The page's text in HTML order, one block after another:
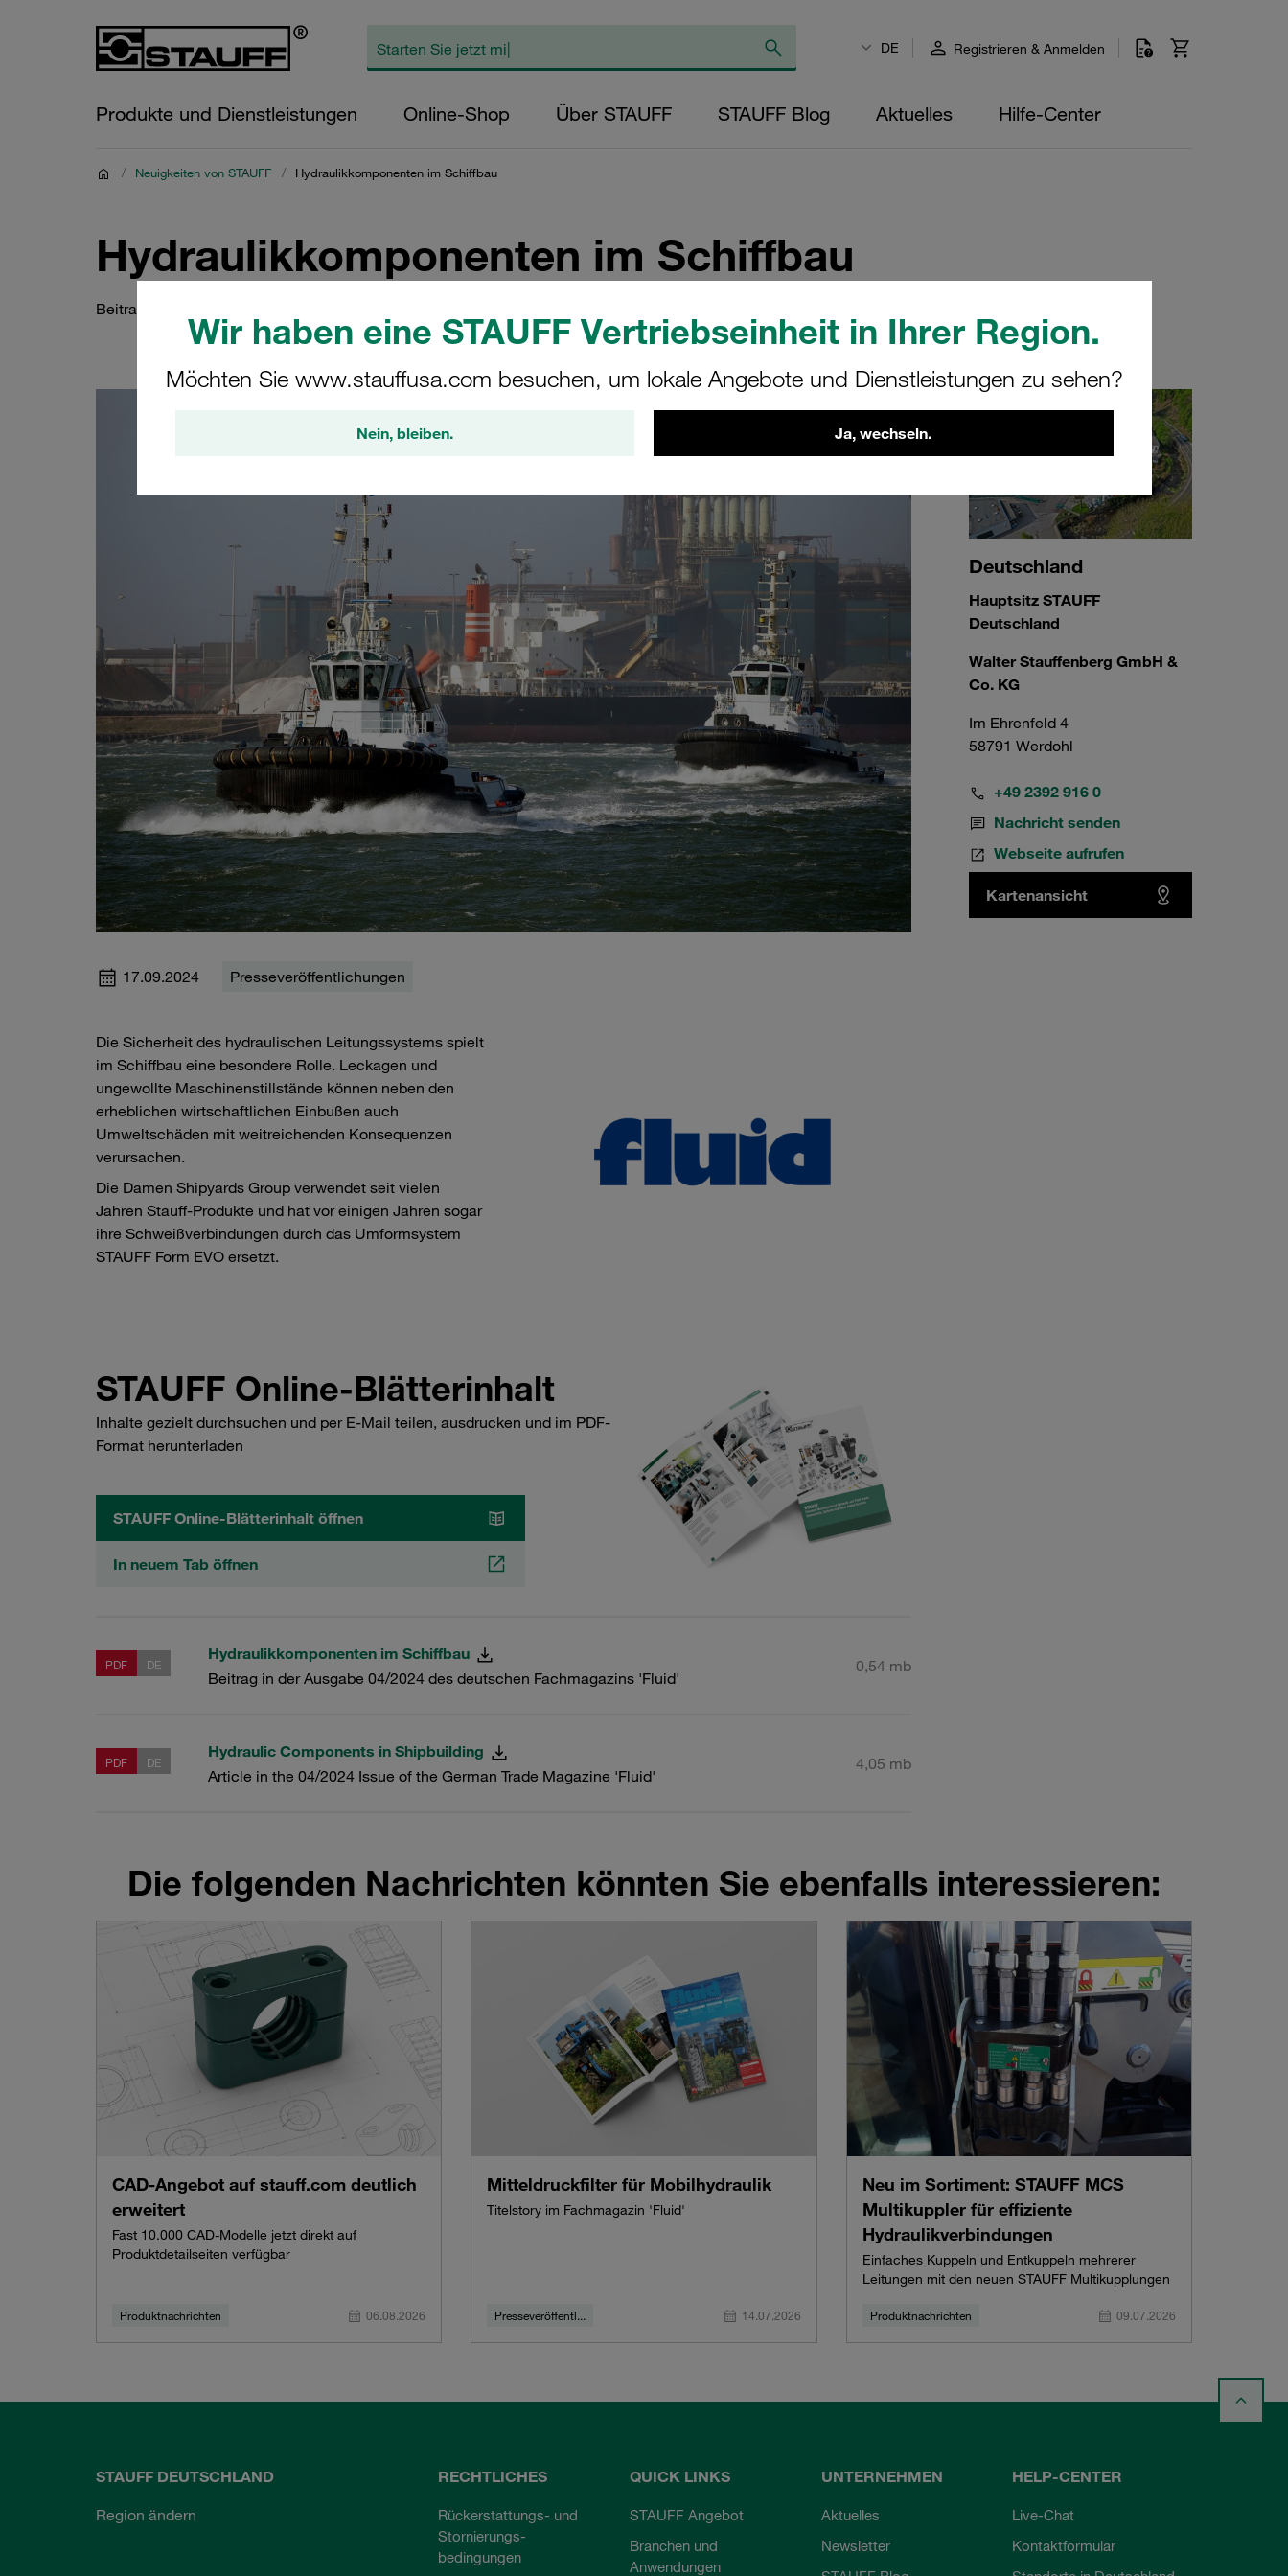
Wir haben eine STAUFF Vertriebseinheit in Ihrer Region.
Möchten Sie www.stauffusa.com besuchen, um lokale Angebote und Dienstleistungen zu sehen?
Nein, bleiben. Ja, wechseln.
DE Registrieren & Anmelden
Produkte und Dienstleistungen Online-Shop Über STAUFF STAUFF Blog Aktuelles Hilfe-Center
/ Neuigkeiten von STAUFF / Hydraulikkomponenten im Schiffbau
Hydraulikkomponenten im Schiffbau
Beitrag im Fachmagazin 'Fluid'
17.09.2024 Presseveröffentlichungen
Die Sicherheit des hydraulischen Leitungssystems spielt
im Schiffbau eine besondere Rolle. Leckagen und
ungewollte Maschinenstillstände können neben den
erheblichen wirtschaftlichen Einbußen auch
Umweltschäden mit weitreichenden Konsequenzen
verursachen.
Die Damen Shipyards Group verwendet seit vielen
Jahren Stauff-Produkte und hat vor einigen Jahren sogar
ihre Schweißverbindungen durch das Umformsystem
STAUFF Form EVO ersetzt.
STAUFF Online-Blätterinhalt
Inhalte gezielt durchsuchen und per E-Mail teilen, ausdrucken und im PDF-
Format herunterladen
STAUFF Online-Blätterinhalt öffnen
In neuem Tab öffnen
PDF DE
Hydraulikkomponenten im Schiffbau
Beitrag in der Ausgabe 04/2024 des deutschen Fachmagazins 'Fluid'
0,54 mb
PDF DE
Hydraulic Components in Shipbuilding
Article in the 04/2024 Issue of the German Trade Magazine 'Fluid'
4,05 mb
Deutschland
Hauptsitz STAUFF
Deutschland
Walter Stauffenberg GmbH &
Co. KG
Im Ehrenfeld 4
58791 Werdohl
+49 2392 916 0
Nachricht senden
Webseite aufrufen
Kartenansicht
Die folgenden Nachrichten könnten Sie ebenfalls interessieren:
CAD-Angebot auf stauff.com deutlich
erweitert
Fast 10.000 CAD-Modelle jetzt direkt auf
Produktdetailseiten verfügbar
Produktnachrichten 06.08.2026
Mitteldruckfilter für Mobilhydraulik
Titelstory im Fachmagazin 'Fluid'
Presseveröffentl... 14.07.2026
Neu im Sortiment: STAUFF MCS
Multikuppler für effiziente
Hydraulikverbindungen
Einfaches Kuppeln und Entkuppeln mehrerer
Leitungen mit den neuen STAUFF Multikupplungen
Produktnachrichten 09.07.2026
STAUFF DEUTSCHLAND
Region ändern
RECHTLICHES
Rückerstattungs- und
Stornierungs-
bedingungen
QUICK LINKS
STAUFF Angebot
Branchen und
Anwendungen
UNTERNEHMEN
Aktuelles
Newsletter
HELP-CENTER
Live-Chat
Kontaktformular